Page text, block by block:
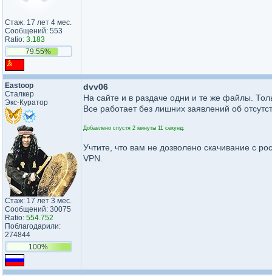
Стаж: 17 лет 4 мес.
Сообщений: 553
Ratio: 3.183
79.55%
Eastoop
Сталкер
Экс-Куратор
Стаж: 17 лет 3 мес.
Сообщений: 30075
Ratio: 554.752
Поблагодарили:
274844
100%
dvv06
На сайте и в раздаче одни и те же файлы.
Все работает без лишних заявлений об
Добавлено спустя 2 минуты 11 секунд:
Учтите, что вам не дозволено скачивание с
VPN.